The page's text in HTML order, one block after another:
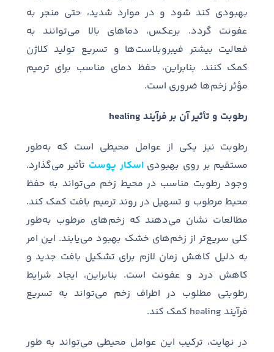
بهبودی کند شود و در موارد شدید، حتی منجر به
عفونت گردد. برعکس، دماهای بالا میتوانند به
فعالیت بیشتر فیبروبلاستها و تسریع تولید کلاژن
کمک کنند. بنابراین، حفظ دمای مناسب برای ترمیم
مؤثر زخمها ضروری است.
رطوبت و تأثیر آن بر فرآیند healing
رطوبت نیز یکی از عوامل محیطی است که بهطور
مستقیم بر روی بهبودیاسکار پوست تأثیر میگذارد.
وجود رطوبت مناسب در محیط زخم میتواند به حفظ
محیط مرطوب و تسهیل در روند ترمیم بافت کمک کند.
مطالعات نشان میدهند که زخمهای مرطوب بهطور
کلی سریعتر از زخمهای خشک بهبود مییابند. این امر
به دلیل کاهش زمان لازم برای تشکیل بافت جدید و
کاهش درد و عفونت است. بنابراین، ایجاد شرایط
رطوبتی مطلوب در اطراف زخم میتواند به تسریع
فرآیند
کمک کند.
در نهایت، ترکیب این عوامل محیطی میتواند به طور